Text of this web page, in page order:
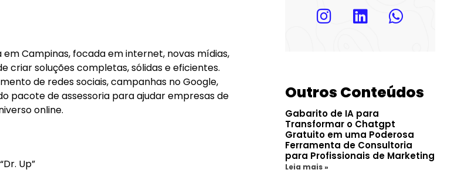
Campinas, focada em internet, novas mídias,
criar soluções completas, sólidas e eficientes.
de redes sociais, campanhas no Google,
pacote de assessoria para ajudar empresas de
online.
Up”
Outros Conteúdos
Gabarito de IA para
Transformar o Chatgpt
Gratuito em uma Poderosa
Ferramenta de Consultoria
para Profissionais de Marketing
Leia mais »